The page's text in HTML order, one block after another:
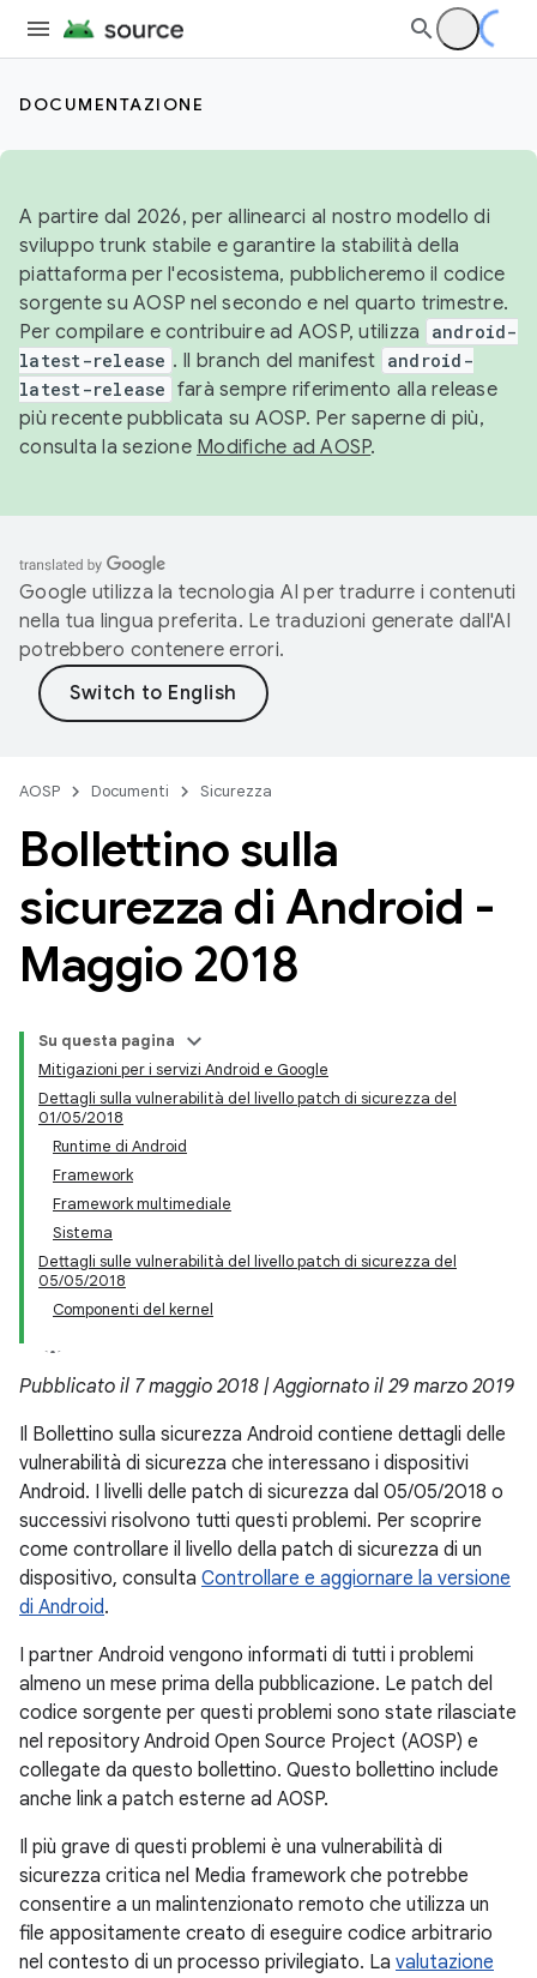
DOCUMENTAZIONE
A partire dal 2026, per allinearci al nostro modello di
sviluppo trunk stabile e garantire la stabilità della
piattaforma per l'ecosistema, pubblicheremo il codice
sorgente su AOSP nel secondo e nel quarto trimestre.
Per compilare e contribuire ad AOSP, utilizza
android-
latest-release . Il branch del manifest android-
latest-release farà sempre riferimento alla release
più recente pubblicata su AOSP. Per saperne di più,
consulta la sezione Modifiche ad AOSP.
Google utilizza la tecnologia AI per tradurre i contenuti
nella tua lingua preferita. Le traduzioni generate dall'AI
potrebbero contenere errori.
AOSP Documenti Sicurezza
Bollettino sulla
sicurezza di Android -
Maggio 2018
Su questa pagina
Mitigazioni per i servizi Android e Google
Dettagli sulla vulnerabilità del livello patch di sicurezza del
01/05/2018
Runtime di Android
Framework
Framework multimediale
Sistema
Dettagli sulle vulnerabilità del livello patch di sicurezza del
05/05/2018
Componenti del kernel
Pubblicato il 7 maggio 2018 | Aggiornato il 29 marzo 2019
Il Bollettino sulla sicurezza Android contiene dettagli delle
vulnerabilità di sicurezza che interessano i dispositivi
Android. I livelli delle patch di sicurezza dal 05/05/2018 o
successivi risolvono tutti questi problemi. Per scoprire
come controllare il livello della patch di sicurezza di un
dispositivo, consulta Controllare e aggiornare la versione
di Android.
I partner Android vengono informati di tutti i problemi
almeno un mese prima della pubblicazione. Le patch del
codice sorgente per questi problemi sono state rilasciate
nel repository Android Open Source Project (AOSP) e
collegate da questo bollettino. Questo bollettino include
anche link a patch esterne ad AOSP.
Il più grave di questi problemi è una vulnerabilità di
sicurezza critica nel Media framework che potrebbe
consentire a un malintenzionato remoto che utilizza un
file appositamente creato di eseguire codice arbitrario
nel contesto di un processo privilegiato. La valutazione